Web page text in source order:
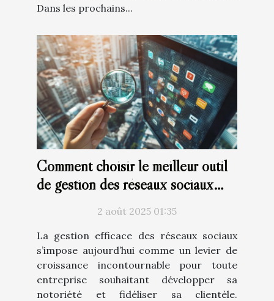
Dans les prochains...
Comment choisir le meilleur outil
de gestion des réseaux sociaux
pour votre entreprise ?
2 août 2025 01:35
La gestion efficace des réseaux sociaux
s’impose aujourd’hui comme un levier de
croissance incontournable pour toute
entreprise souhaitant développer sa
notoriété et fidéliser sa clientèle.